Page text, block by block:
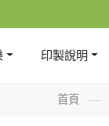
印製說明
首頁 —